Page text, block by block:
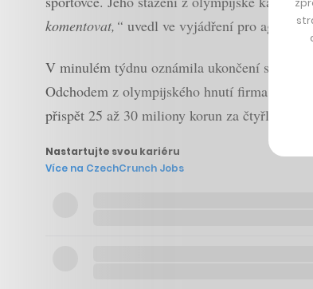
komentovat,“ uvedl ve vyjádření pro
V minulém týdnu oznámila ukončení
Odchodem z olympijského hnutí firma
přispět 25 až 30 miliony korun za čtyřletý
Nastartujte svou kariéru
Více na CzechCrunch Jobs